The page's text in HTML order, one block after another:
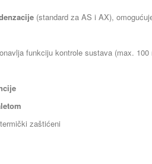
(standard za AS i AX),
funkciju kontrole sustava (max. 100
termički zaštićeni